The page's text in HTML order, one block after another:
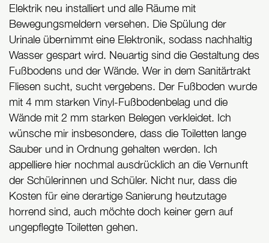
Elektrik neu installiert und alle Räume mit
Bewegungsmeldern versehen. Die Spülung der
Urinale übernimmt eine Elektronik, sodass nachhaltig
Wasser gespart wird. Neuartig sind die Gestaltung des
Fußbodens und der Wände. Wer in dem Sanitärtrakt
Fliesen sucht, sucht vergebens. Der Fußboden wurde
mit 4 mm starken Vinyl-Fußbodenbelag und die
Wände mit 2 mm starken Belegen verkleidet. Ich
wünsche mir insbesondere, dass die Toiletten lange
Sauber und in Ordnung gehalten werden. Ich
appelliere hier nochmal ausdrücklich an die Vernunft
der Schülerinnen und Schüler. Nicht nur, dass die
Kosten für eine derartige Sanierung heutzutage
horrend sind, auch möchte doch keiner gern auf
ungepflegte Toiletten gehen.